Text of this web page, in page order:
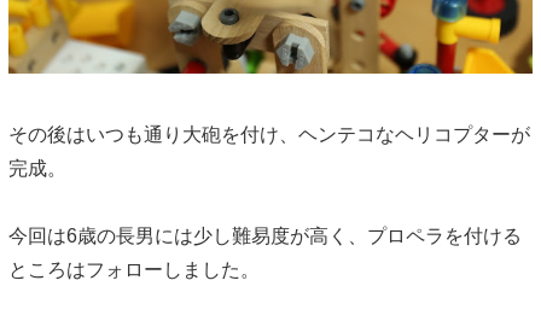
その後はいつも通り大砲を付け、ヘンテコなヘリコプターが
完成。
今回は6歳の長男には少し難易度が高く、プロペラを付ける
ところはフォローしました。